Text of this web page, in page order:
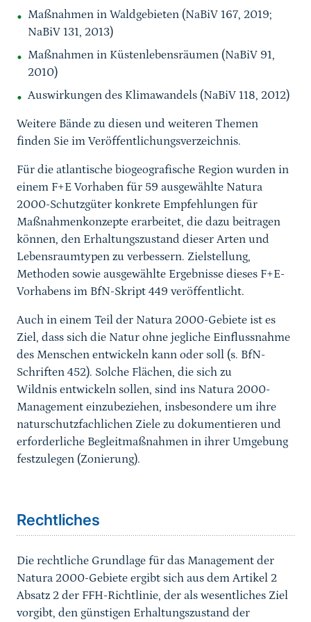
Maßnahmen in Waldgebieten (NaBiV 167, 2019;
NaBiV 131, 2013)
Maßnahmen in Küstenlebensräumen (NaBiV 91,
2010)
Auswirkungen des Klimawandels (NaBiV 118, 2012)
Weitere Bände zu diesen und weiteren Themen
finden Sie im Veröffentlichungsverzeichnis.
Für die atlantische biogeografische Region wurden in
einem F+E Vorhaben für 59 ausgewählte Natura
2000-Schutzgüter konkrete Empfehlungen für
Maßnahmenkonzepte erarbeitet, die dazu beitragen
können, den Erhaltungszustand dieser Arten und
Lebensraumtypen zu verbessern. Zielstellung,
Methoden sowie ausgewählte Ergebnisse dieses F+E-
Vorhabens im BfN-Skript 449 veröffentlicht.
Auch in einem Teil der Natura 2000-Gebiete ist es
Ziel, dass sich die Natur ohne jegliche Einflussnahme
des Menschen entwickeln kann oder soll (s. BfN-
Schriften 452). Solche Flächen, die sich zu
Wildnis entwickeln sollen, sind ins Natura 2000-
Management einzubeziehen, insbesondere um ihre
naturschutzfachlichen Ziele zu dokumentieren und
erforderliche Begleitmaßnahmen in ihrer Umgebung
festzulegen (Zonierung).
Rechtliches
Die rechtliche Grundlage für das Management der
Natura 2000-Gebiete ergibt sich aus dem Artikel 2
Absatz 2 der FFH-Richtlinie, der als wesentliches Ziel
vorgibt, den günstigen Erhaltungszustand der